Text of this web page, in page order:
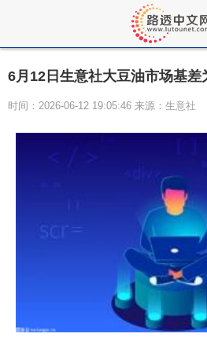
6月12日生意社大豆油市场基差
时间：2026-06-12 19:05:46 来源：生意社